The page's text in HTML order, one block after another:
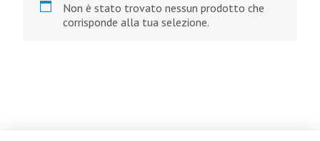
Non è stato trovato nessun prodotto che
corrisponde alla tua selezione.